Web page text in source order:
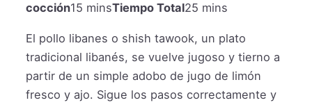
cocción15 minsTiempo Total25 mins
El pollo libanes o shish tawook, un plato
tradicional libanés, se vuelve jugoso y tierno a
partir de un simple adobo de jugo de limón
fresco y ajo. Sigue los pasos correctamente y